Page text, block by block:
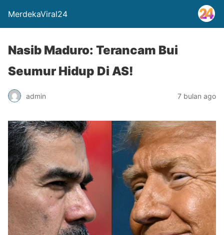
MerdekaViral24
Nasib Maduro: Terancam Bui
Seumur Hidup Di AS!
admin 7 bulan ago